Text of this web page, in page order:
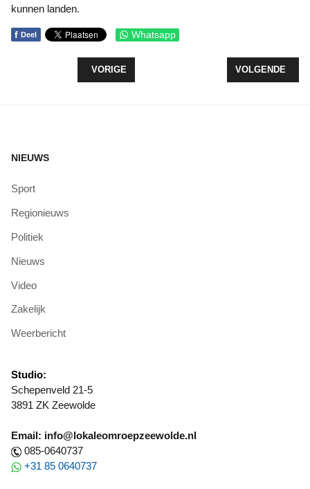
kunnen landen.
f Deel Whatsapp
VORIG ARTIKEL: WAAROM STAAN WINDMOLENS
VORIGE VOLGENDE
VOLGENDE
NIEUWS
Sport
Regionieuws
Politiek
Nieuws
Video
Zakelijk
Weerbericht
Studio:
Schepenveld 21-5
3891 ZK Zeewolde
Email: info@lokaleomroepzeewolde.nl
085-0640737
+31 85 0640737